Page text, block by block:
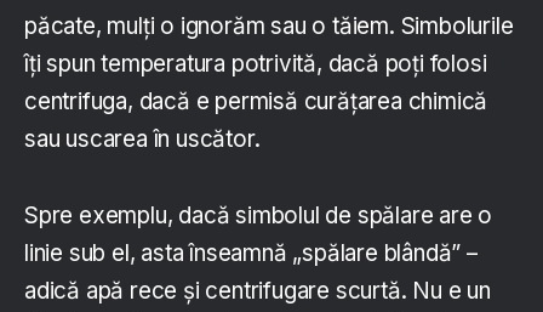
păcate, mulți o ignorăm sau o tăiem. Simbolurile
îți spun temperatura potrivită, dacă poți folosi
centrifuga, dacă e permisă curățarea chimică
sau uscarea în uscător.
Spre exemplu, dacă simbolul de spălare are o
linie sub el, asta înseamnă „spălare blândă” –
adică apă rece și centrifugare scurtă. Nu e un